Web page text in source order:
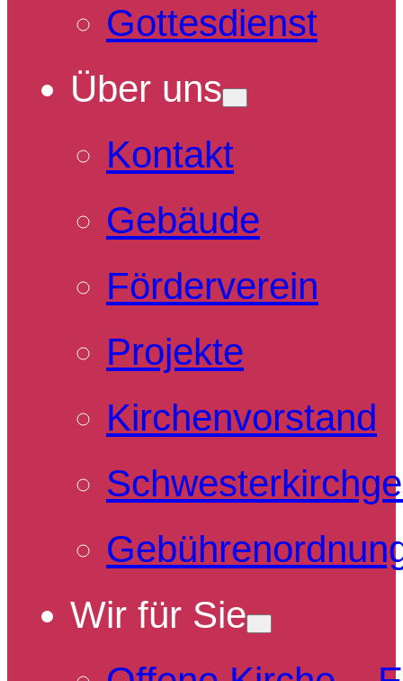
Gottesdienst
Über uns
Kontakt
Gebäude
Förderverein
Projekte
Kirchenvorstand
Wir für Sie